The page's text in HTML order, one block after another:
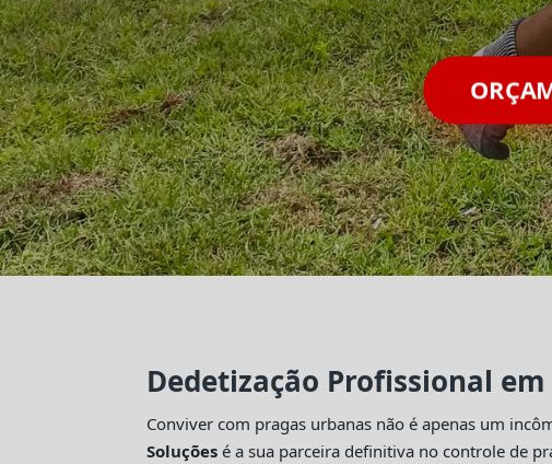
Dedetização Profissional
Conviver com pragas urbanas não é apenas um
Soluções é a sua parceira definitiva no controle de